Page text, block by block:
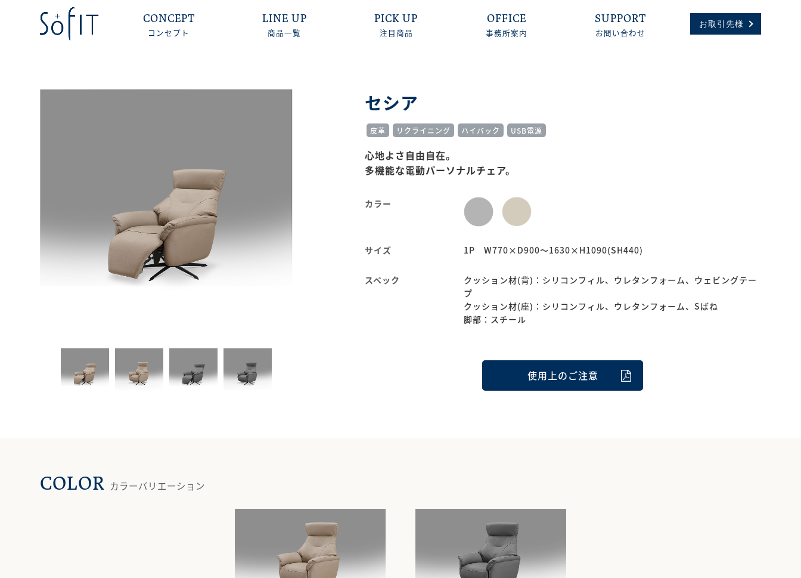
CONCEPT
コンセプト
LINE UP
商品一覧
PICK UP
注目商品
OFFICE
事務所案内
SUPPORT
お問い合わせ
お取引先様
セシア
皮革 リクライニング ハイバック USB電源
心地よさ自由自在。
多機能な電動パーソナルチェア。
カラー
サイズ 1P W770×D900〜1630×H1090(SH440)
スペック
クッション材(背)：シリコンフィル、ウレタンフォーム、ウェビングテー
プ
クッション材(座)：シリコンフィル、ウレタンフォーム、Sばね
脚部：スチール
使用上のご注意
COLOR カラーバリエーション